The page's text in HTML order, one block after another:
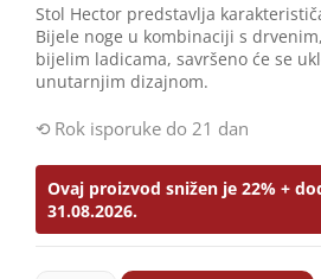
Stol Hector predstavlja
Bijele noge u kombinaciji s
bijelim ladicama, savršeno će se
unutarnjim dizajnom.
Rok isporuke do 21 dan
Ovaj proizvod snižen je 22% +
31.08.2026.